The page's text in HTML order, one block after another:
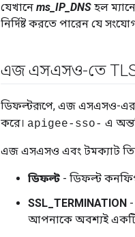
যেখানে ms_IP_DNS হল
নির্দিষ্ট করতে পারেন যে
এজ এসএসও-তে
ডিফল্টরূপে, এজ এসএসও-এর
করে। apigee-sso- এ
এজ এসএসও এবং টমক্যাট
ডিফল্ট - ডিফল্ট
SSL_TERMINATION
আপনাকে অবশ্যই একটি